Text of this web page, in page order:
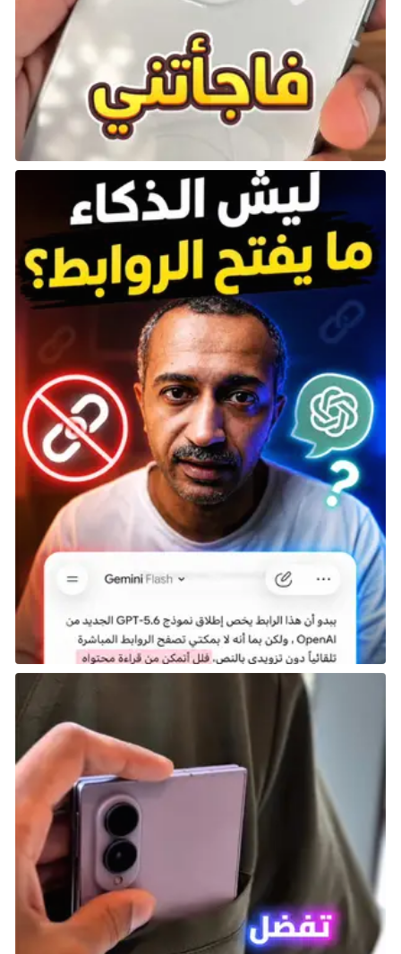
تأخذ لعبة تقمص الأدوار الخيالية Metaphor: ReFantazio
اللاعبين في مغامرة مثيرة في عالم مضطرب تسكنه ثماني
قبائل تعيش في صراع على العرش بعد اغتيال الملك. بغياب
وريث يحمل التاج، نصّت وصية الملك الراحل على أن ينتخب
شعب المملكة ملكها القادم، وهكذا تبدأ معركتك من أجل
العرش… ومستقبل المملكة.
لعبة Metaphor: ReFantazio، في عالم خيالي فريد من
نوعه، حيث سينطلق بطلك في رحلة برفقة رفيقته الخيالية،
جاليكا، لرفع اللعنة عن أمير المملكة المفقود. تحكم في
مصيرك، واجه مخاوفك، وأيقظ قوى “النموذج الأصلي”
السحرية التي تستكين خاملة في قلبك.
عند تنشيط “النموذج الأصلي” ستُطلق العنان لقوة استدعاء
ودمج قدرات فئات الوظائف الفريدة. عزّز روابط علاقاتك
وشكّل فريقك المُنيع لِمُواجهة أعداءٍ جبّارين واكتشف
حقيقة المملكة.
تصدر على PS5 و PS4 و Xbox Series و PC في 11 أكتوبر.
لعبة New World: Aeternum
استمتع بلعبة تقمص أدوار مليئة بالإثارة والتشويق تدور
أحداثها في جزيرة Aeternum الخارقة للطبيعة في شفق
عصر الاستكشاف. بصفتك مستكشفًا غارقًا في سفينة
ويصل إلى شاطئ الجزيرة الغامضة، حدد مصيرك في
مغامرة مليئة بالمخاطر والفرص.
استكشف عالمًا ضخمًا وجميلًا واكتشف أسرار الجزيرة